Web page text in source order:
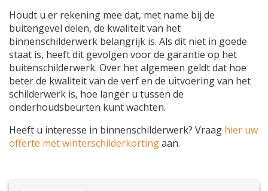
Houdt u er rekening mee dat, met name bij de
buitengevel delen, de kwaliteit van het
binnenschilderwerk belangrijk is. Als dit niet in goede
staat is, heeft dit gevolgen voor de garantie op het
buitenschilderwerk. Over het algemeen geldt dat hoe
beter de kwaliteit van de verf en de uitvoering van het
schilderwerk is, hoe langer u tussen de
onderhoudsbeurten kunt wachten.
Heeft u interesse in binnenschilderwerk? Vraag hier uw
offerte met winterschilderkortingaan.